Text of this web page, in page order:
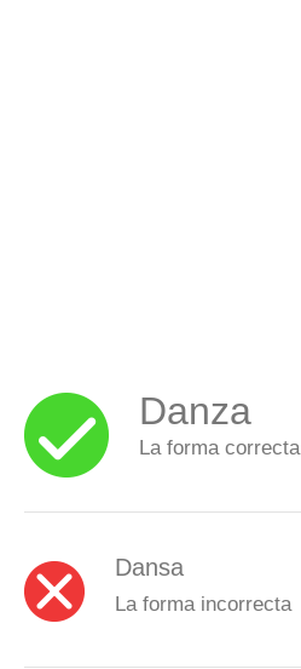
Danza
La forma correcta
Dansa
La forma incorrecta